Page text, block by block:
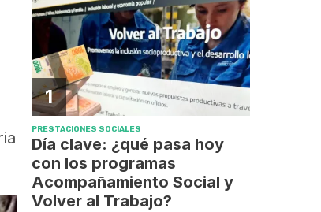
1
PRESTACIONES SOCIALES
Día clave: ¿qué pasa hoy
con los programas
Acompañamiento Social y
Volver al Trabajo?